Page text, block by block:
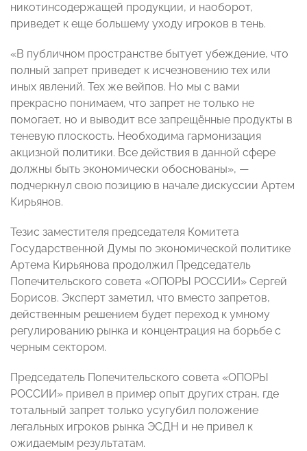
никотинсодержащей продукции, и наоборот,
приведет к еще большему уходу игроков в тень.
«В публичном пространстве бытует убеждение, что
полный запрет приведет к исчезновению тех или
иных явлений. Тех же вейпов. Но мы с вами
прекрасно понимаем, что запрет не только не
помогает, но и выводит все запрещённые продукты в
теневую плоскость. Необходима гармонизация
акцизной политики. Все действия в данной сфере
должны быть экономически обоснованы», —
подчеркнул свою позицию в начале дискуссии Артем
Кирьянов.
Тезис заместителя председателя Комитета
Государственной Думы по экономической политике
Артема Кирьянова продолжил Председатель
Попечительского совета «ОПОРЫ РОССИИ» Сергей
Борисов. Эксперт заметил, что вместо запретов,
действенным решением будет переход к умному
регулированию рынка и концентрация на борьбе с
черным сектором.
Председатель Попечительского совета «ОПОРЫ
РОССИИ» привел в пример опыт других стран, где
тотальный запрет только усугубил положение
легальных игроков рынка ЭСДН и не привел к
ожидаемым результатам.